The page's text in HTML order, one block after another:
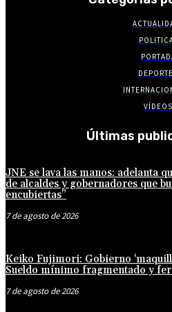
VÍDEOS
Últimas
JNE se lava las manos: adelanta
de alcaldes y gobernadores que
encubiertas”
7 de agosto de 2026
Keiko Fujimori: Gobierno
Sueldo mínimo fragmentado y
7 de agosto de 2026